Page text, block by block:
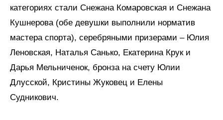
категориях стали Снежана Комаровская и Снежана
Кушнерова (обе девушки выполнили норматив
мастера спорта), серебряными призерами – Юлия
Леновская, Наталья Санько, Екатерина Крук и
Дарья Мельниченок, бронза на счету Юлии
Длусской, Кристины Жуковец и Елены
Судникович.